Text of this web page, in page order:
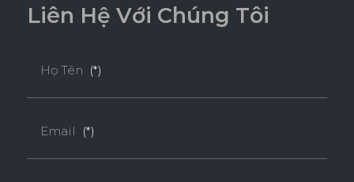
Liên Hệ Với Chúng Tôi
Họ Tên (*)
Email (*)